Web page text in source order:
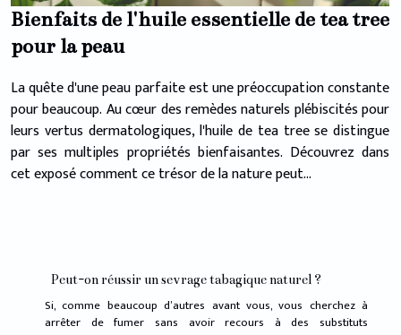
Bienfaits de l'huile essentielle de tea tree
pour la peau
La quête d'une peau parfaite est une préoccupation constante
pour beaucoup. Au cœur des remèdes naturels plébiscités pour
leurs vertus dermatologiques, l'huile de tea tree se distingue
par ses multiples propriétés bienfaisantes. Découvrez dans
cet exposé comment ce trésor de la nature peut...
Peut-on réussir un sevrage tabagique naturel ?
Si, comme beaucoup d’autres avant vous, vous cherchez à
arrêter de fumer sans avoir recours à des substituts